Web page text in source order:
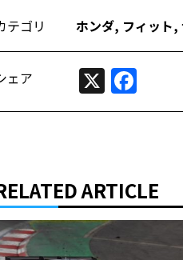
テゴリ ホンダ, フィット,
ェア X
ARTICLE